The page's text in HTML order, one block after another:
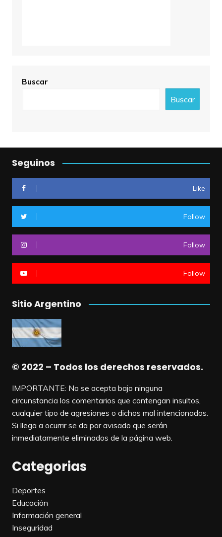
Buscar
Buscar
Seguinos
Like
Follow
Follow
Follow
Sitio Argentino
© 2022 – Todos los derechos reservados.
IMPORTANTE: No se acepta bajo ninguna
circunstancia los comentarios que contengan insultos,
cualquier tipo de agresiones o dichos mal intencionados.
Si llega a ocurrir se da por avisado que serán
inmediatamente eliminados de la página web.
Categorias
Deportes
Educación
Información general
Inseguridad